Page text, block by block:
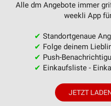
Alle dm Angebote immer
weekli App
✔ Standortgenaue
✔ Folge deinem
✔ Push-
✔ Einkaufsliste -
JETZT